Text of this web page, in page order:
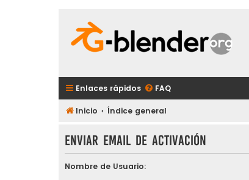
Enlaces rápidos FAQ
Inicio Índice general
Enviar email de activación
Nombre de Usuario: